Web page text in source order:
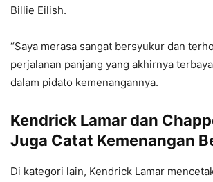
Billie Eilish.
“Saya merasa sangat bersyukur dan
perjalanan panjang yang akhirnya
dalam pidato kemenangannya.
Kendrick Lamar dan
Juga Catat Kemenangan
Di kategori lain, Kendrick Lamar